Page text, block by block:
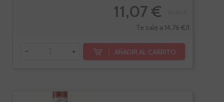
11,07 €
Te sale a 14,76 €/l
- + AÑADIR AL CARRITO